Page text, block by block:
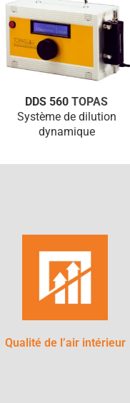
DDS 560 TOPAS
Système de dilution
dynamique
Qualité de l’air intérieur